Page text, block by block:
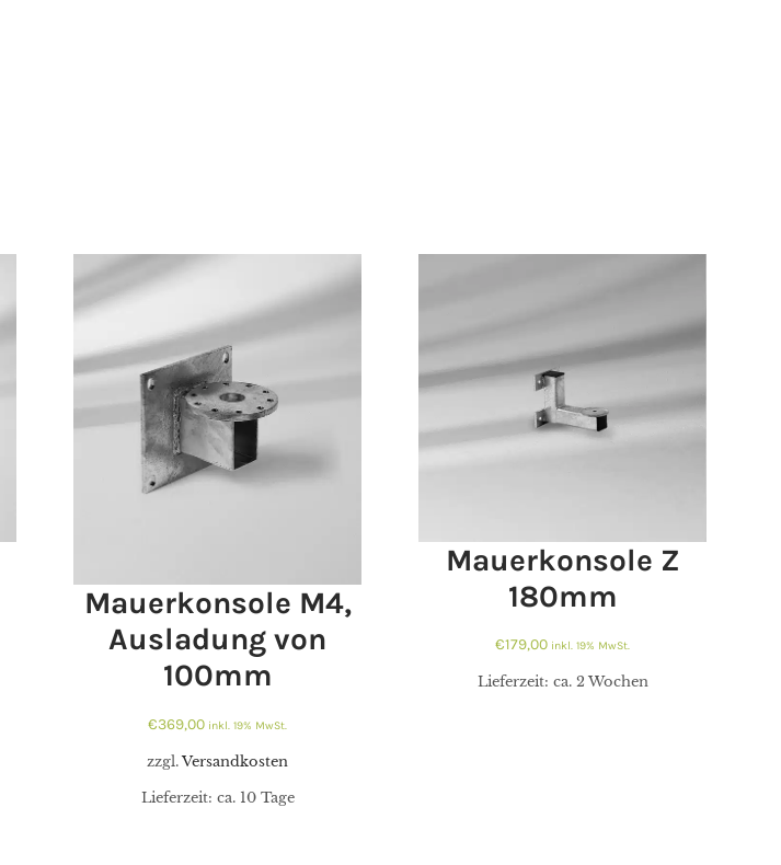
Mauerkonsole M4,
Ausladung von
100mm
€369,00 inkl. 19% MwSt.
zzgl.Versandkosten
Lieferzeit: ca. 10 Tage
Mauerkonsole Z
180mm
€179,00 inkl. 19% MwSt.
Lieferzeit: ca. 2 Wochen